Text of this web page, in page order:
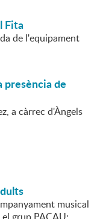
Fita
de l'equipament
presència de
a càrrec d'Àngels
musical